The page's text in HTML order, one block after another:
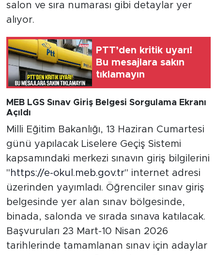
salon ve sıra numarası gibi detaylar yer
alıyor.
PTT’den kritik uyarı!
Bu mesajlara sakın
tıklamayın
MEB LGS Sınav Giriş Belgesi Sorgulama Ekranı
Açıldı
Milli Eğitim Bakanlığı, 13 Haziran Cumartesi
günü yapılacak Liselere Geçiş Sistemi
kapsamındaki merkezi sınavın giriş bilgilerini
" https://e-okul.meb.gov.tr" internet adresi
üzerinden yayımladı. Öğrenciler sınav giriş
belgesinde yer alan sınav bölgesinde,
binada, salonda ve sırada sınava katılacak.
Başvuruları 23 Mart-10 Nisan 2026
tarihlerinde tamamlanan sınav için adaylar